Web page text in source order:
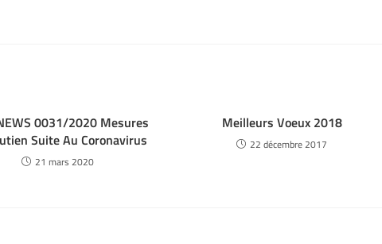
0031/2020 Mesures
Suite Au Coronavirus
21 mars 2020
Meilleurs Voeux 2018
22 décembre 2017